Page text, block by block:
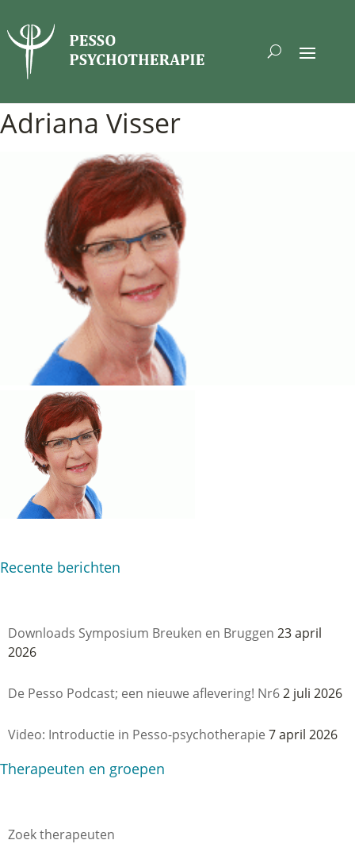
Adriana Visser
Recente berichten
Downloads Symposium Breuken en Bruggen 23 april
2026
De Pesso Podcast; een nieuwe aflevering! Nr62 juli 2026
Video: Introductie in Pesso-psychotherapie 7 april 2026
Therapeuten en groepen
Zoek therapeuten